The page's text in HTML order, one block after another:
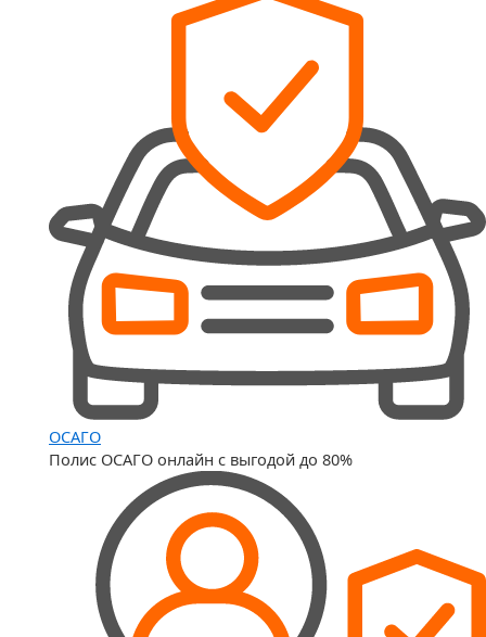
ОСАГО
Полис ОСАГО онлайн с выгодой до 80%